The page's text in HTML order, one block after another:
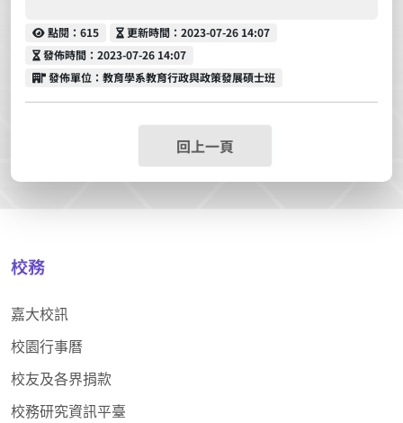
點閱
點閱：615 更新時間
更新時間：2023-07-26 14:07
發佈時間
發佈時間：2023-07-26 14:07
發佈單位
發佈單位：教育學系教育行政與政策發展碩士班
回上一頁
校務
嘉大校訊
校園行事曆
校友及各界捐款
校務研究資訊平臺